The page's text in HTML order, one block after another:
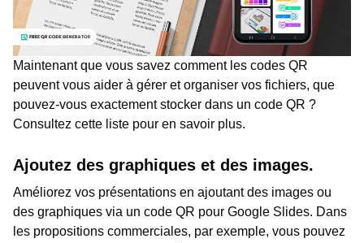
Maintenant que vous savez comment les codes QR
peuvent vous aider à gérer et organiser vos fichiers, que
pouvez-vous exactement stocker dans un code QR ?
Consultez cette liste pour en savoir plus.
Ajoutez des graphiques et des images.
Améliorez vos présentations en ajoutant des images ou
des graphiques via un code QR pour Google Slides. Dans
les propositions commerciales, par exemple, vous pouvez